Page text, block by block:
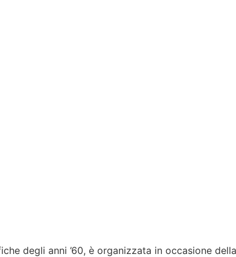
degli anni ’60, è organizzata in occasione